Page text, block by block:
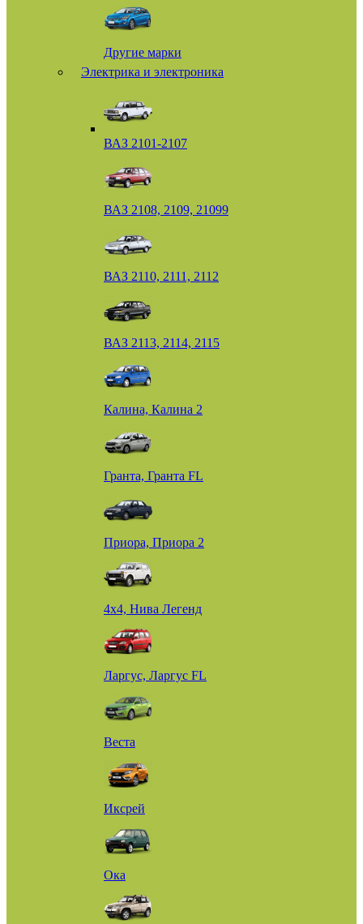
Другие марки
Электрика и электроника
ВАЗ 2101-2107
ВАЗ 2108, 2109, 21099
ВАЗ 2110, 2111, 2112
ВАЗ 2113, 2114, 2115
Калина, Калина 2
Гранта, Гранта FL
Приора, Приора 2
4х4, Нива Легенд
Ларгус, Ларгус FL
Веста
Иксрей
Ока